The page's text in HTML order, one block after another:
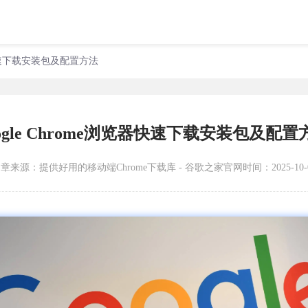
载安装包及配置方法
Chrome浏览器快速下载安装包及配置
来源： 提供好用的移动端Chrome下载库 - 谷歌之家官网 时间：2025-